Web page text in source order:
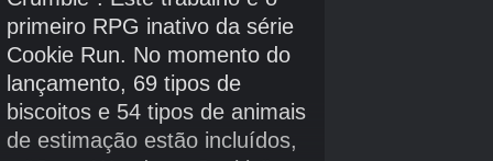
como obtê-las:
Recompensa
5 bagas de lepa